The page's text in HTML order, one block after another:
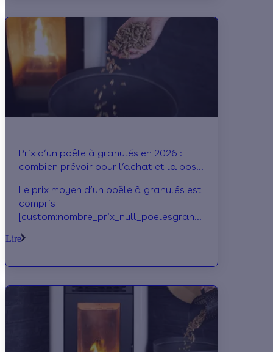
Prix d’un poêle à granulés en 2026 :
combien prévoir pour l’achat et la pose
Le prix moyen d’un poêle à granulés est
compris
l’Etat, on décortique tout !
Lire